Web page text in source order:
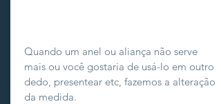
Quando um anel ou aliança não serve
mais ou você gostaria de usá-lo em outro
dedo, presentear etc, fazemos a alteração
da medida.